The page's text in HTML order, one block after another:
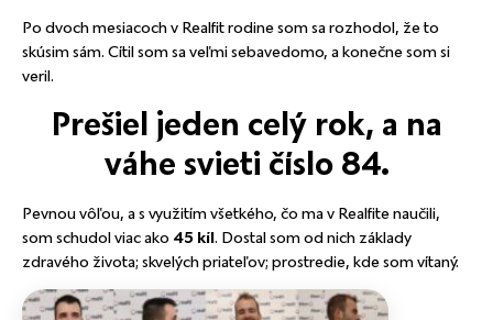
Po dvoch mesiacoch v Realfit rodine som sa rozhodol, že to
skúsim sám. Cítil som sa veľmi sebavedomo, a konečne som si
veril.
Prešiel jeden celý rok, a na
váhe svieti číslo 84.
Pevnou vôľou, a s využitím všetkého, čo ma v Realfite naučili,
som schudol viac ako 45 kíl. Dostal som od nich základy
zdravého života; skvelých priateľov; prostredie, kde som vítaný.